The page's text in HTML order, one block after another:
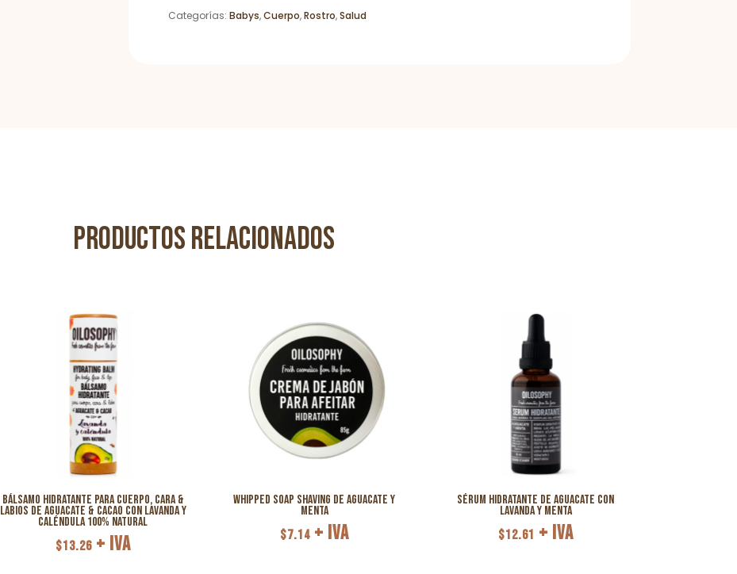
con
Aceite
Categorías:Babys,Cuerpo,Rostro,Salud
Productos relacionados
Bálsamo Hidratante para cuerpo, cara &
labios de Aguacate & Cacao con Lavanda y
Caléndula 100% Natural
$13.26 + IVA
Whipped Soap Shaving de Aguacate y
Menta
$7.14 + IVA
Sérum Hidratante de Aguacate con
Lavanda y Menta
$12.61 + IVA